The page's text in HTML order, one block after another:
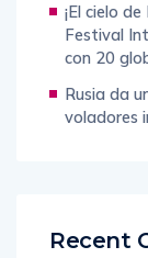
¡El cielo
Festival
con 20
Rusia da
voladores
Recent